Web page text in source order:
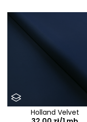
Holland Velvet